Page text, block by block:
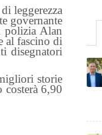
leggerezza
governante
polizia Alan
al fascino di
disegnatori
storie
6,90